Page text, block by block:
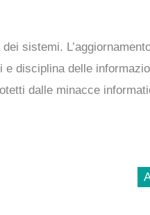
sistemi.
disciplina delle
dalle minacce